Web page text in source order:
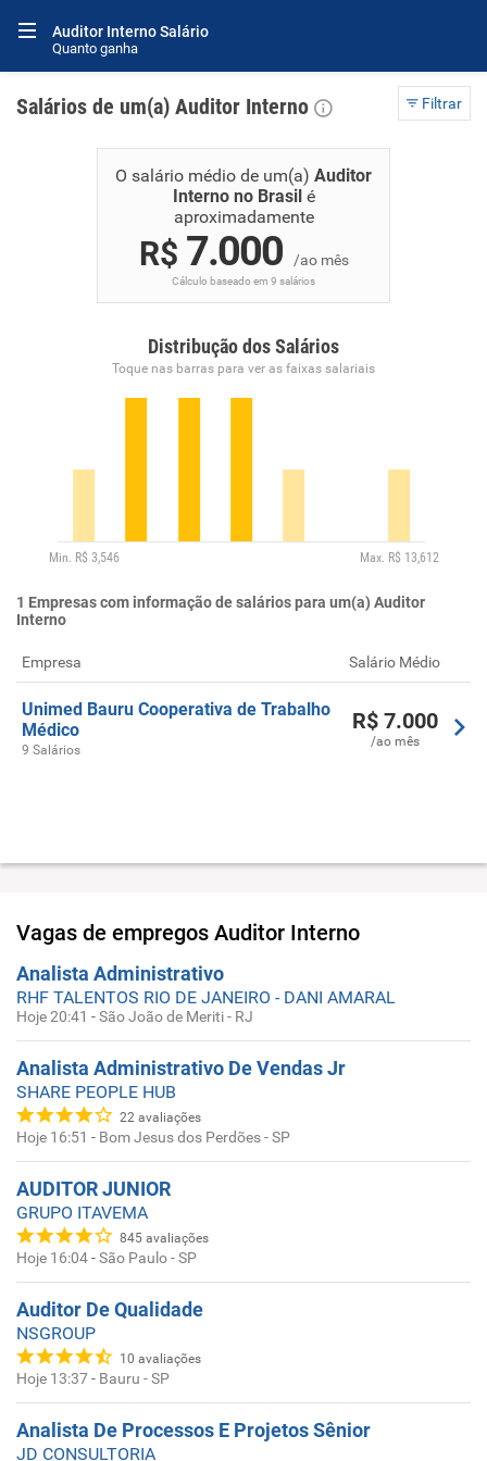
Auditor Interno Salário
Quanto ganha
Salários de um(a) Auditor Interno Filtrar
O salário médio de um(a) Auditor
Interno no Brasil é
aproximadamente
R$ 7.000 /ao mês
Cálculo baseado em 9 salários
Distribução dos Salários
Toque nas barras para ver as faixas salariais
1 Empresas com informação de salários para um(a) Auditor
Interno
Empresa Salário Médio
Unimed Bauru Cooperativa de Trabalho
Médico
9 Salários
R$7.000
/ao mês
Vagas de empregos Auditor Interno
Analista Administrativo
RHF TALENTOS RIO DE JANEIRO - DANI AMARAL
Hoje 20:41 -São João de Meriti - RJ
Analista Administrativo De Vendas Jr
SHARE PEOPLE HUB
22 avaliações
Hoje 16:51 - Bom Jesus dos Perdões - SP
AUDITOR JUNIOR
GRUPO ITAVEMA
845 avaliações
Hoje 16:04-São Paulo - SP
Auditor De Qualidade
NSGROUP
10 avaliações
Hoje 13:37- Bauru - SP
Analista De Processos E Projetos Sênior
JD CONSULTORIA